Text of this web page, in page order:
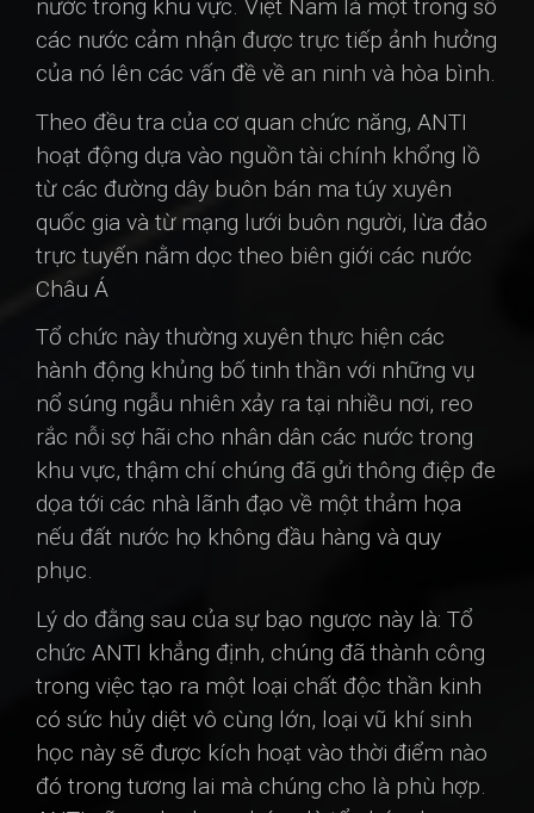
nước trong khu vực. Việt Nam là một trong số
các nước cảm nhận được trực tiếp ảnh hưởng
của nó lên các vấn đề về an ninh và hòa bình.
Theo đều tra của cơ quan chức năng, ANTI
hoạt động dựa vào nguồn tài chính khổng lồ
từ các đường dây buôn bán ma túy xuyên
quốc gia và từ mạng lưới buôn người, lừa đảo
trực tuyến nằm dọc theo biên giới các nước
Châu Á
Tổ chức này thường xuyên thực hiện các
hành động khủng bố tinh thần với những vụ
nổ súng ngẫu nhiên xảy ra tại nhiều nơi, reo
rắc nỗi sợ hãi cho nhân dân các nước trong
khu vực, thậm chí chúng đã gửi thông điệp đe
dọa tới các nhà lãnh đạo về một thảm họa
nếu đất nước họ không đầu hàng và quy
phục.
Lý do đằng sau của sự bạo ngược này là: Tổ
chức ANTI khẳng định, chúng đã thành công
trong việc tạo ra một loại chất độc thần kinh
có sức hủy diệt vô cùng lớn, loại vũ khí sinh
học này sẽ được kích hoạt vào thời điểm nào
đó trong tương lai mà chúng cho là phù hợp.